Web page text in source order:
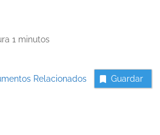
1 minutos
Relacionados Guardar